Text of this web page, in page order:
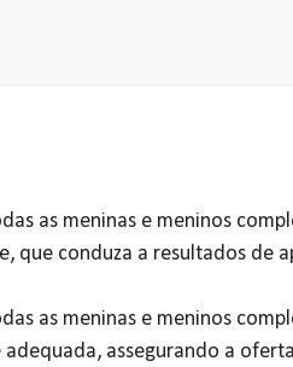
as meninas e meninos
que conduza a resultados de
as meninas e meninos
assegurando a